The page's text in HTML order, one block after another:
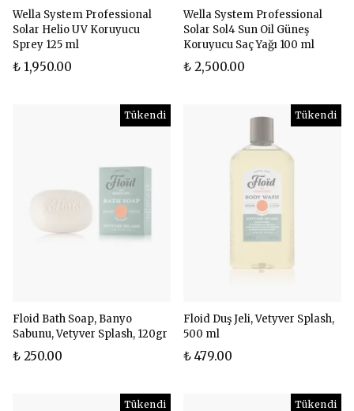
Wella System Professional
Solar Helio UV Koruyucu
Sprey 125 ml
₺ 1,950.00
Wella System Professional
Solar Sol4 Sun Oil Güneş
Koruyucu Saç Yağı 100 ml
₺ 2,500.00
Tükendi
Floid Bath Soap, Banyo
Sabunu, Vetyver Splash, 120gr
₺ 250.00
Tükendi
Floid Duş Jeli, Vetyver Splash,
500 ml
₺ 479.00
Tükendi Tükendi